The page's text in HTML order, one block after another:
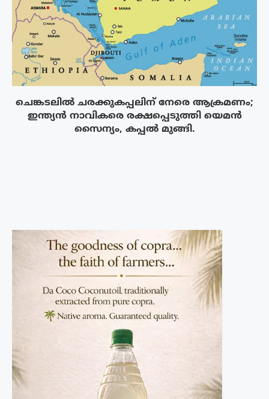
ചെങ്കടലിൽ ചരക്കുകപ്പലിന് നേരെ ആക്രമണം;
ഇന്ത്യൻ നാവികരെ രക്ഷപ്പെടുത്തി യെമൻ
സൈന്യം, കപ്പൽ മുങ്ങി.